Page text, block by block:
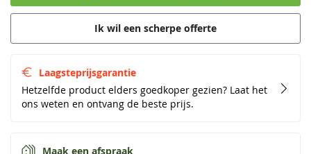
Laagsteprijsgarantie
Hetzelfde product elders goedkoper gezien? Laat het
ons weten en ontvang de beste prijs.
Maak een afspraak
Ik wil een scherpe offerte